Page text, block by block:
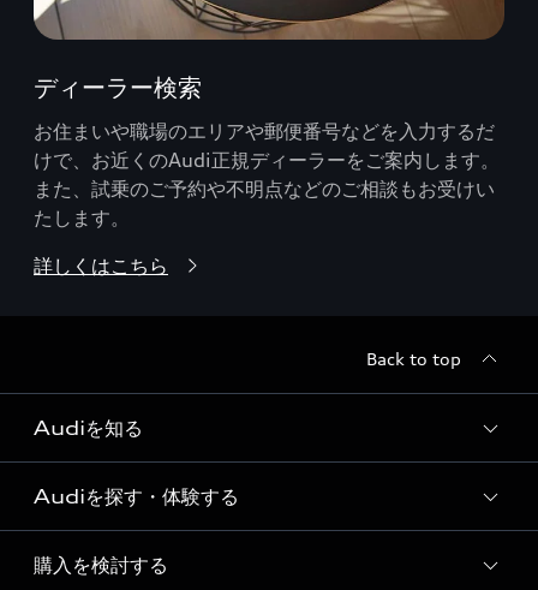
ディーラー検索
お住まいや職場のエリアや郵便番号などを入力するだ
けで、お近くのAudi正規ディーラーをご案内します。
また、試乗のご予約や不明点などのご相談もお受けい
たします。
詳しくはこちら
Back to top
Audiを知る
Audi ブランド
Story of Progress
Audiを探す・体験する
ディーラー検索
購入を検討する